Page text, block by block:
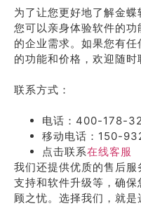
为了让您更好地了解金蝶
您可以亲身体验软件的
的企业需求。如果您有
的功能和价格，欢迎随时
联系方式：
电话：400-178-
移动电话：150-
点击联系在线客服
我们还提供优质的售后
支持和软件升级等，确
顾之忧。选择我们，就